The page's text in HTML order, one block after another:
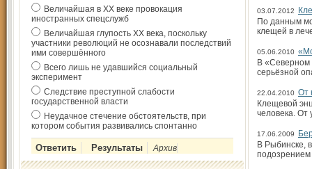
Величайшая в ХХ веке провокация
иностранных спецслужб
Величайшая глупость ХХ века, поскольку
участники революций не осознавали последствий
ими совершённого
Всего лишь не удавшийся социальный
эксперимент
Следствие преступной слабости
государственной власти
Неудачное стечение обстоятельств, при
котором события развивались спонтанно
Архив
03.07.2012
По данным
клещей в
05.06.2010
В «Северном
серьёзной
22.04.2010 От
Клещевой
человека. От
17.06.2009
В Рыбинске,
подозрением